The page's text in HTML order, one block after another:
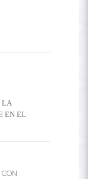
LA
EN EL